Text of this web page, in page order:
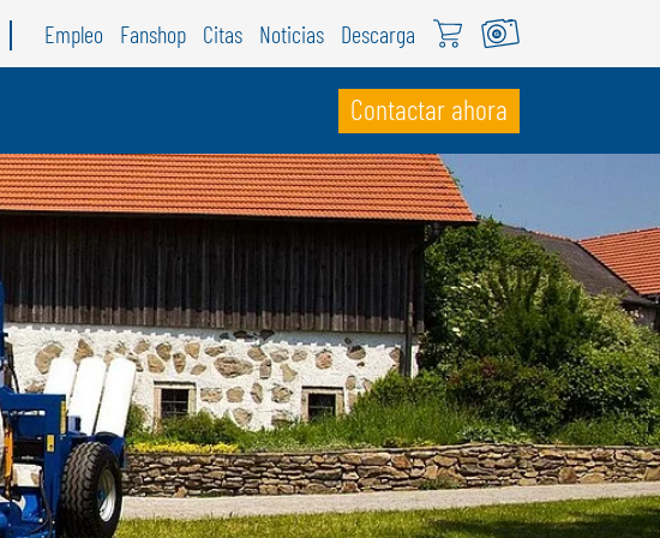
SUIZA
GÖWEIL Schweiz
DEUTSCH
FRANÇAIS
Empleo Fanshop Citas Noticias Descarga
Contactar ahora